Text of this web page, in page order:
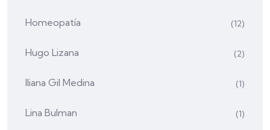
Homeopatía (12)
Hugo Lizana (2)
Iliana Gil Medina (1)
Lina Bulman (1)